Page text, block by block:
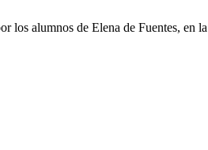
alumnos de Elena de Fuentes, en